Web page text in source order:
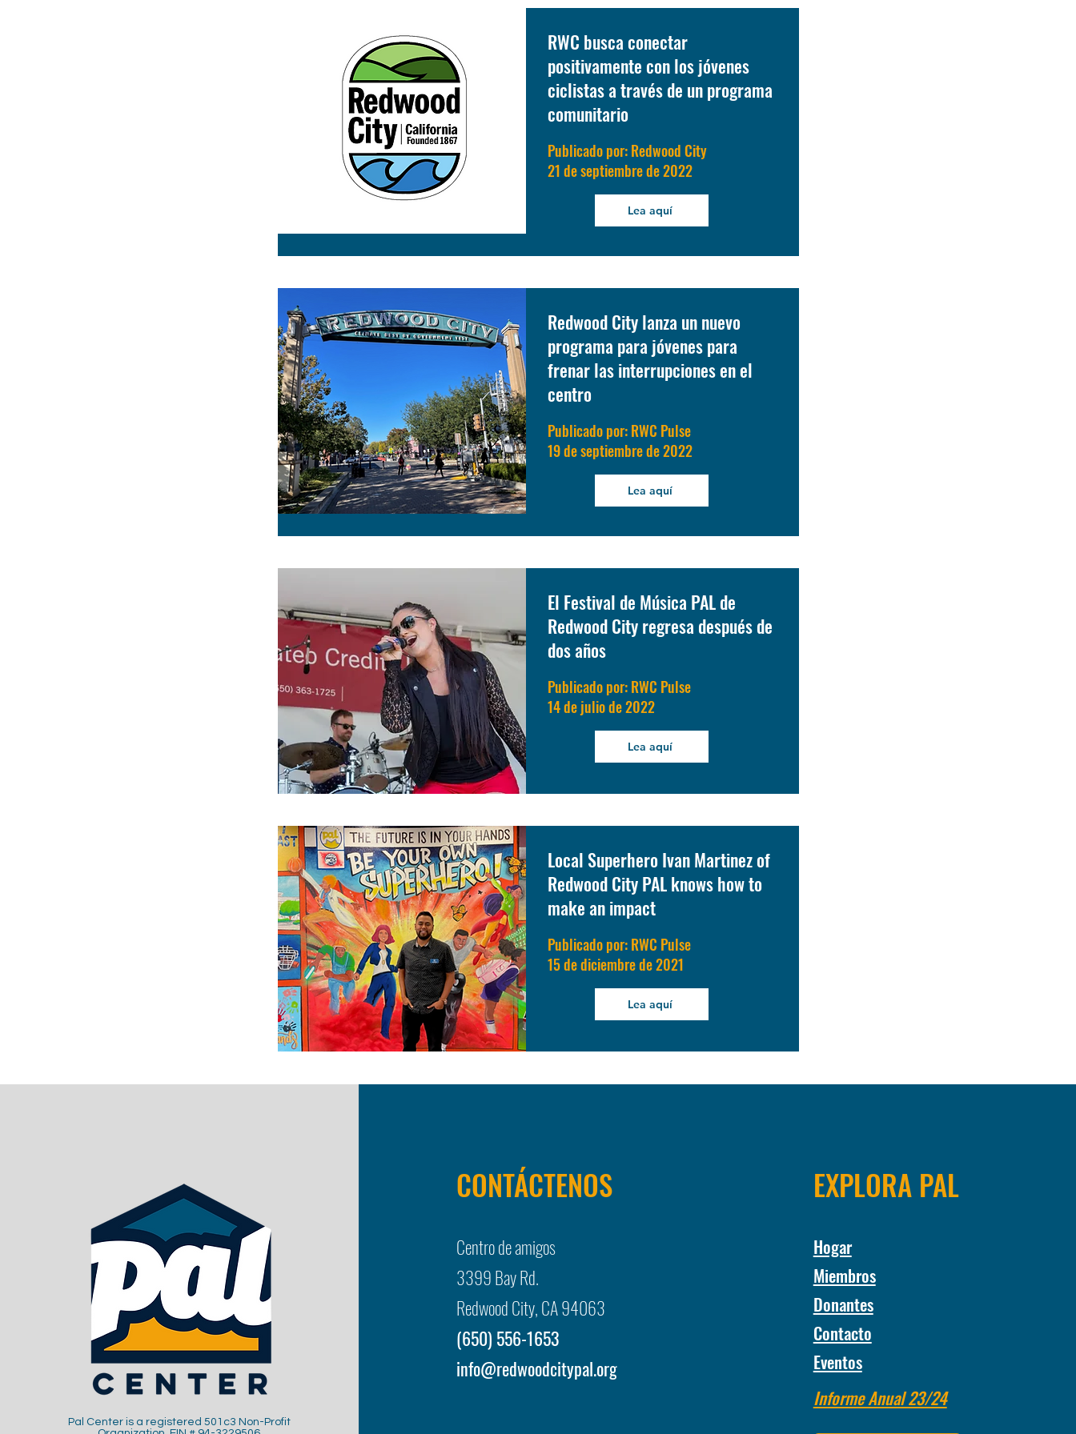
RWC busca conectar
positivamente con los jóvenes
ciclistas a través de un programa
comunitario
Publicado por: Redwood City
21 de septiembre de 2022
Lea aquí
Redwood City lanza un nuevo
programa para jóvenes para
frenar las interrupciones en el
centro
Publicado por: RWC Pulse
19 de septiembre de 2022
Lea aquí
El Festival de Música PAL de
Redwood City regresa después de
dos años
Publicado por: RWC Pulse
14 de julio de 2022
Lea aquí
Local Superhero Ivan Martinez of
Redwood City PAL knows how to
make an impact
Publicado por: RWC Pulse
15 de diciembre de 2021
Lea aquí
Pal Center is a registered 501c3 Non-Profit
CONTÁCTENOS
Centro de amigos
3399 Bay Rd.
Redwood City, CA 94063
(650) 556-1653
info@redwoodcitypal.org
EXPLORA PAL
Hogar
Miembros
Donantes
Contacto
Eventos
Informe Anual 23/24